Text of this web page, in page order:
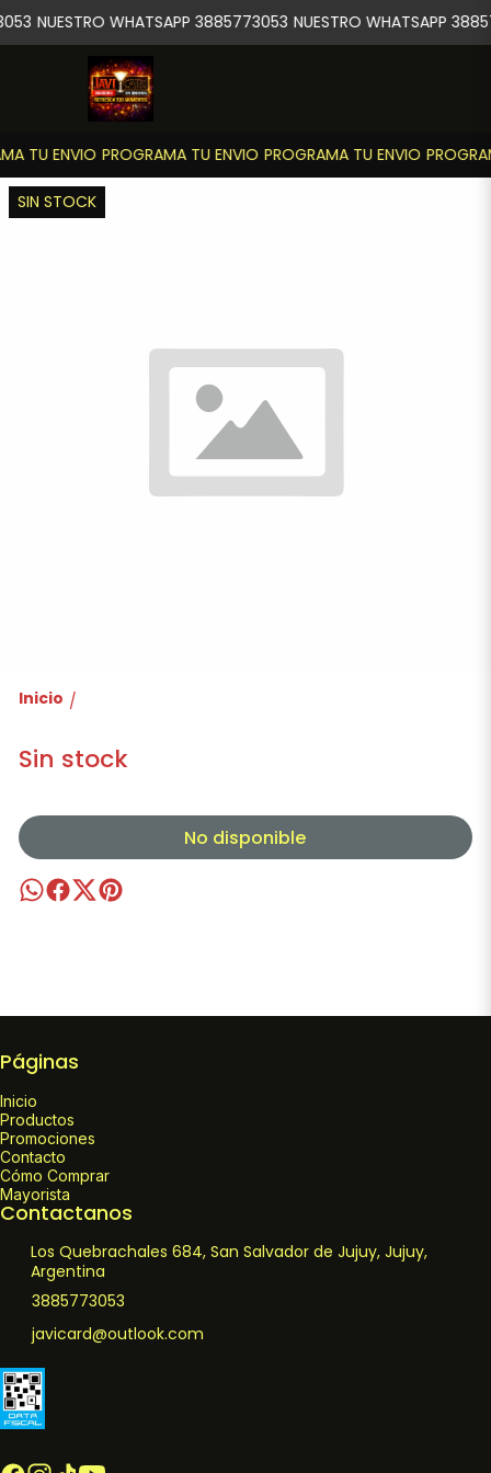
TU ENVIO PROGRAMA TU ENVIO PROGRAMA TU ENVIO
NUESTRO WHATSAPP 3885773053 NUESTRO WHATSAPP
SIN STOCK
Inicio /
Sin stock
No disponible
Páginas
Inicio
Productos
Promociones
Contacto
Cómo Comprar
Mayorista
Contactanos
Los Quebrachales 684, San Salvador de Jujuy, Jujuy,
Argentina
3885773053
javicard@outlook.com